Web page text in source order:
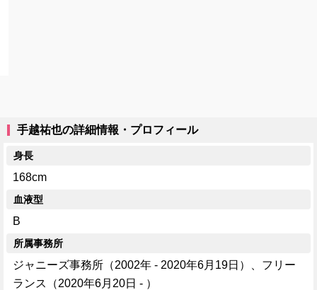
手越祐也の詳細情報・プロフィール
身長
168cm
血液型
B
所属事務所
ジャニーズ事務所（2002年 - 2020年6月19日）、フリー
ランス（2020年6月20日 - ）